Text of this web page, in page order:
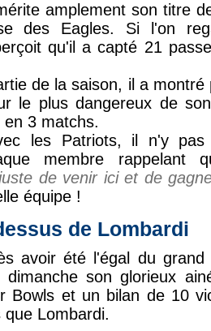
amplement son titre
des Eagles. Si l'on
qu'il a capté 21
de la saison, il a
le plus dangereux de
en 3 matchs.
les Patriots, il n'y
membre rappelant
de venir ici et de
équipe !
de Lombardi
avoir été l'égal du
dimanche son glorieux
Bowls et un bilan de 10
Lombardi.